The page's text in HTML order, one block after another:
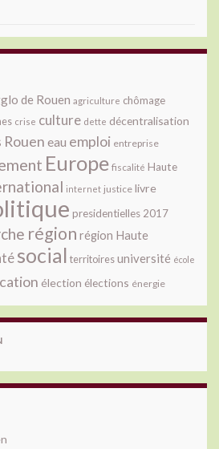
de Rouen agriculture chômage
crise culture dette décentralisation
Rouen eau emploi entreprise
Europe fiscalité Haute
internet justice livre
presidentielles 2017
région région Haute
social territoiresuniversité école
élection élections énergie